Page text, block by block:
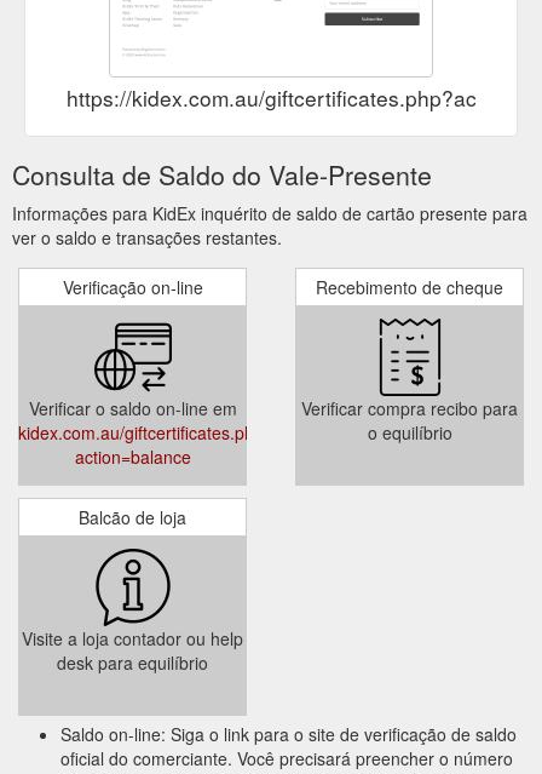
https://kidex.com.au/
Consulta de Saldo do Vale-Presente
Informações para KidEx inquérito de saldo de cartão presente para
ver o saldo e transações restantes.
Verificação on-line
Verificar o saldo on-line em
kidex.com.au/giftcertificates.php?
action=balance
Recebimento de cheque
Verificar compra recibo para
o equilíbrio
Balcão de loja
Visite a loja contador ou help
desk para equilíbrio
Saldo on-line: Siga o link para o site de verificação de saldo
oficial do comerciante. Você precisará preencher o número